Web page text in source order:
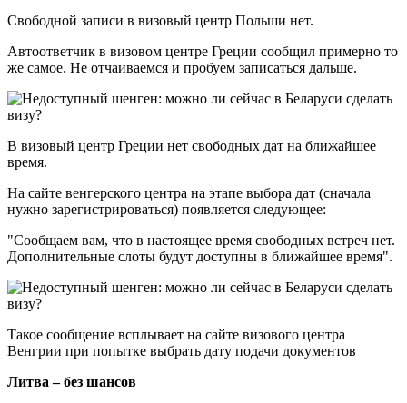
Свободной записи в визовый центр Польши нет.
Автоответчик в визовом центре Греции сообщил примерно то
же самое. Не отчаиваемся и пробуем записаться дальше.
В визовый центр Греции нет свободных дат на ближайшее
время.
На сайте венгерского центра на этапе выбора дат (сначала
нужно зарегистрироваться) появляется следующее:
"Сообщаем вам, что в настоящее время свободных встреч нет.
Дополнительные слоты будут доступны в ближайшее время".
Такое сообщение всплывает на сайте визового центра
Венгрии при попытке выбрать дату подачи документов
Литва – без шансов